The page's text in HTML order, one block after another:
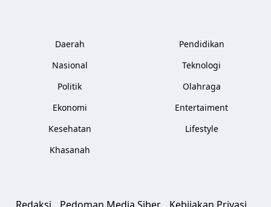
Daerah
Nasional
Politik
Ekonomi
Kesehatan
Khasanah
Pendidikan
Teknologi
Olahraga
Entertaiment
Lifestyle